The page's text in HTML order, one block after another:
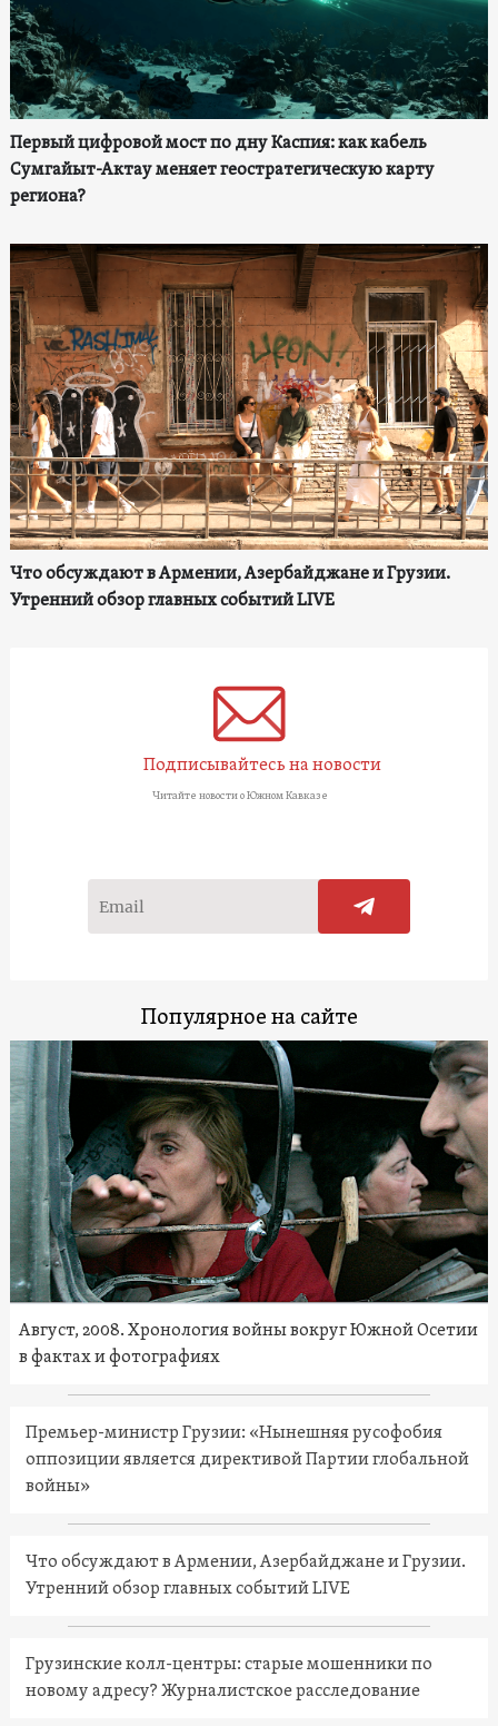
Первый цифровой мост по дну Каспия: как кабель
Сумгайыт-Актау меняет геостратегическую карту
региона?
Что обсуждают в Армении, Азербайджане и Грузии.
Утренний обзор главных событий LIVE
Подписывайтесь на новости
Читайте новости о Южном Кавказе
Популярное на сайте
Август, 2008. Хронология войны вокруг Южной Осетии
в фактах и фотографиях
Премьер-министр Грузии: «Нынешняя русофобия
оппозиции является директивой Партии глобальной
войны»
Что обсуждают в Армении, Азербайджане и Грузии.
Утренний обзор главных событий LIVE
Грузинские колл-центры: старые мошенники по
новому адресу? Журналистское расследование